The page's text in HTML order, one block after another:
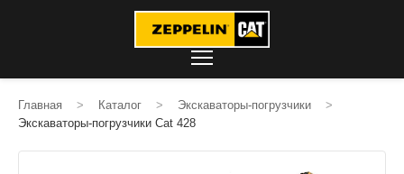
Главная > Каталог > Экскаваторы-погрузчики
>
Экскаваторы-погрузчики Cat 428